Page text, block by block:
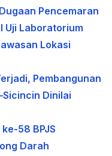
Pencemaran
Uji Laboratorium
Lokasi
Pembangunan
Dinilai
58 BPJS
Darah